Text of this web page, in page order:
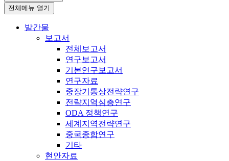
전체메뉴 열기
발간물
보고서
전체보고서
연구보고서
기본연구보고서
연구자료
중장기통상전략연구
전략지역심층연구
ODA 정책연구
세계지역전략연구
중국종합연구
기타
현안자료